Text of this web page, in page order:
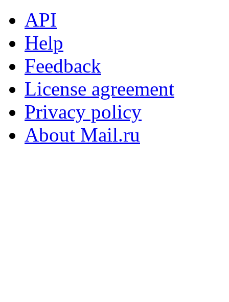
API
Help
Feedback
License agreement
Privacy policy
About Mail.ru